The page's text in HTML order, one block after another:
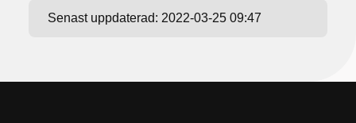
Senast uppdaterad: 2022-03-25 09:47